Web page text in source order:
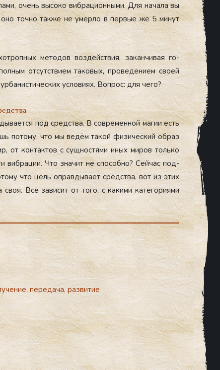
очень вы­соко виб­ра­ци­он­ны­ми. Для на­чала вы
точ­но так­же не умер­ло в пер­вые же 5 ми­нут
ме­тодов воз­дей­ствия, за­кан­чи­вая го­
от­сутс­тви­ем та­ковых, про­веде­ни­ем сво­ей
ус­ло­ви­ях. Воп­рос: для че­го?
под средс­тва. В сов­ре­мен­ной ма­гии есть
по­тому, что мы ве­дём та­кой фи­зичес­кий об­раз
от кон­тактов с сущ­ностя­ми иных ми­ров толь­ко
виб­ра­ции. Что зна­чит не спо­соб­но? Сей­час под­
что цель оп­равды­ва­ет средс­тва, вот из этих
Всё за­висит от то­го, с ка­кими ка­тего­ри­ями
передача, развитие